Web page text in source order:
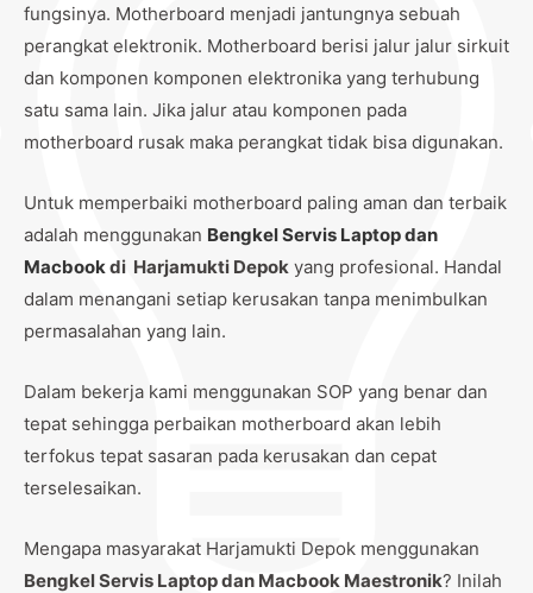
fungsinya. Motherboard menjadi jantungnya sebuah
perangkat elektronik. Motherboard berisi jalur jalur sirkuit
dan komponen komponen elektronika yang terhubung
satu sama lain. Jika jalur atau komponen pada
motherboard rusak maka perangkat tidak bisa digunakan.
Untuk memperbaiki motherboard paling aman dan terbaik
adalah menggunakan Bengkel Servis Laptop dan
Macbook di Harjamukti Depok yang profesional. Handal
dalam menangani setiap kerusakan tanpa menimbulkan
permasalahan yang lain.
Dalam bekerja kami menggunakan SOP yang benar dan
tepat sehingga perbaikan motherboard akan lebih
terfokus tepat sasaran pada kerusakan dan cepat
terselesaikan.
Mengapa masyarakat Harjamukti Depok menggunakan
Bengkel Servis Laptop dan Macbook Maestronik? Inilah